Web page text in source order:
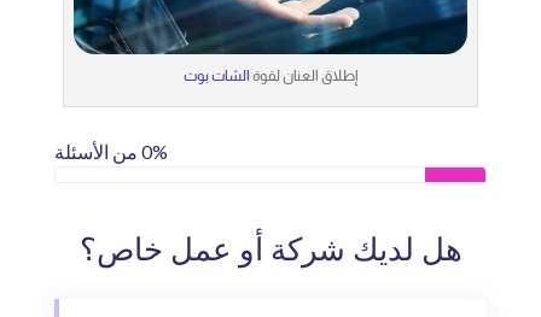
إطلاق العنان لقوة الشات بوت
0% من الأسئلة
هل لديك شركة أو عمل خاص؟